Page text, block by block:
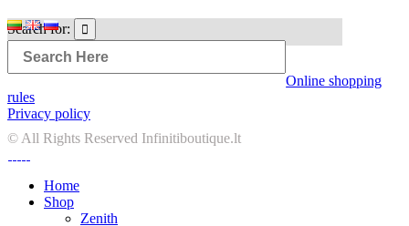
Search for:
Online shopping
rules
Privacy policy
© All Rights Reserved Infinitiboutique.lt
Home
Shop
Zenith